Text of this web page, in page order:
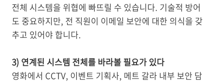
전체 시스템을 위협에 빠뜨릴 수 있습니다. 기술적 방어
도 중요하지만, 전 직원이 이메일 보안에 대한 의식을 갖
추고 있어야 합니다.
3) 연계된 시스템 전체를 바라볼 필요가 있다
영화에서 CCTV, 이벤트 기획사, 메트 갈라 내부 보안 담